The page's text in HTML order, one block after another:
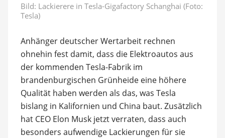
Bild: Lackierere in Tesla-Gigafactory Schanghai (Foto:
Tesla)
Anhänger deutscher Wertarbeit rechnen
ohnehin fest damit, dass die Elektroautos aus
der kommenden Tesla-Fabrik im
brandenburgischen Grünheide eine höhere
Qualität haben werden als das, was Tesla
bislang in Kalifornien und China baut. Zusätzlich
hat CEO Elon Musk jetzt verraten, dass auch
besonders aufwendige Lackierungen für sie